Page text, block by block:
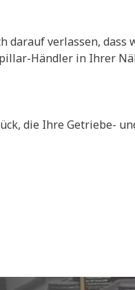
darauf verlassen,
Händler in Ihrer
die Ihre Getriebe-